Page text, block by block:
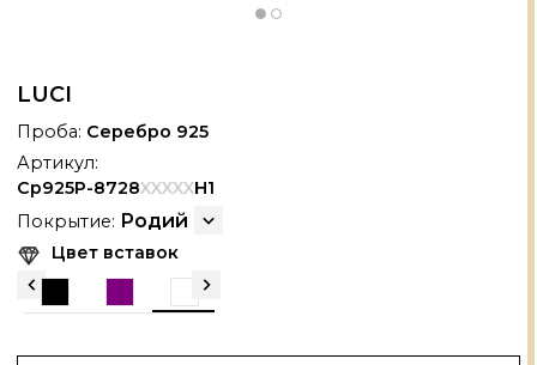
LUCI
Проба: Серебро 925
Артикул:
Ср925Р-8728XXXXXН1
Покрытие: Родий
Цвет вставок